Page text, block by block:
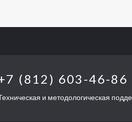
(812) 603-46-86
и методологическая